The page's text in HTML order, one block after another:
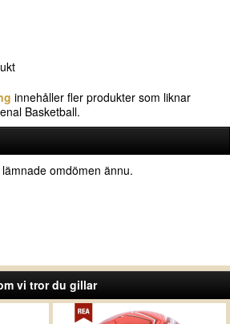
innehåller fler produkter som liknar
Basketball.
omdömen ännu.
vi tror du gillar